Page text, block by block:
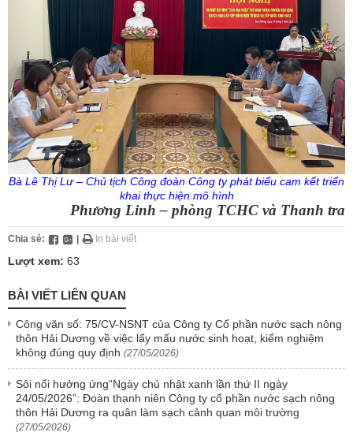
Bà Lê Thị Lư – Chủ tịch Công đoàn Công ty phát biểu cam kếttriển
khai thực hiện mô hình
Phương Linh – phòng TCHC và Thanh tra
Chia sẻ: In bài viết
Lượt xem: 63
BÀI VIẾT LIÊN QUAN
Công văn số: 75/CV-NSNT của Công ty Cổ phần nước sạch nông
thôn Hải Dương về việc lấy mấu nước sinh hoạt, kiểm nghiệm
không đúng quy định (27/05/2026)
Sôi nổi hưởng ứng“Ngày chủ nhật xanh lần thứ II ngày
24/05/2026”: Đoàn thanh niên Công ty cổ phần nước sạch nông
thôn Hải Dương ra quân làm sạch cảnh quan môi trường
(27/05/2026)